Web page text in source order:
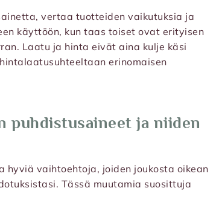
vertaa tuotteiden vaikutuksia ja
käyttöön, kun taas toiset ovat erityisen
Laatu ja hinta eivät aina kulje käsi
erinomaisen
puhdistusaineet ja niiden
hyviä vaihtoehtoja, joiden joukosta oikean
Tässä muutamia suosittuja